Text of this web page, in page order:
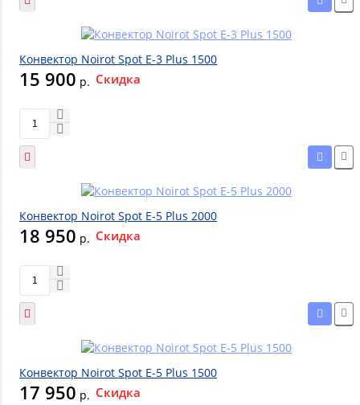
Конвектор Noirot Spot E-3 Plus 1500
15 900 р. Скидка
Конвектор Noirot Spot E-5 Plus 2000
18 950 р. Скидка
Конвектор Noirot Spot E-5 Plus 1500
17 950 р. Скидка